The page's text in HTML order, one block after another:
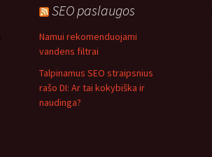
SEO paslaugos
Namui rekomenduojami
vandens filtrai
Talpinamus SEO straipsnius
rašo DI: Ar tai kokybiška ir
naudinga?